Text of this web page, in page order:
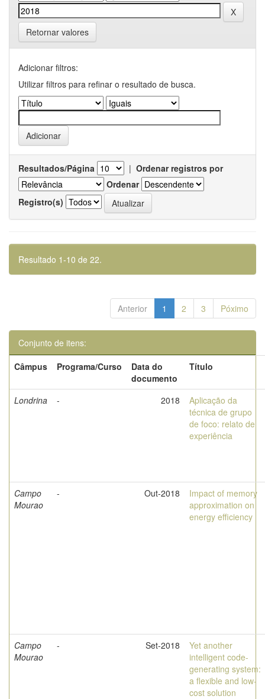
Retornar valores
Adicionar filtros:
Utilizar filtros para refinar o resultado de busca.
Resultados/Página | Ordenar registros por
Ordenar
Registro(s)
Resultado 1-10 de 22.
Anterior 1 2 3 Póximo
Conjunto de itens:
Câmpus
Programa/Curso
Data do
documento
Título
Londrina - 2018
Aplicação da
técnica de grupo
de foco: relato de
experiência
Campo
Mourao
- Out-2018
Impact of memory
approximation on
energy efficiency
Campo
Mourao
- Set-2018
Yet another
intelligent code-
generating system:
a flexible and low-
cost solution